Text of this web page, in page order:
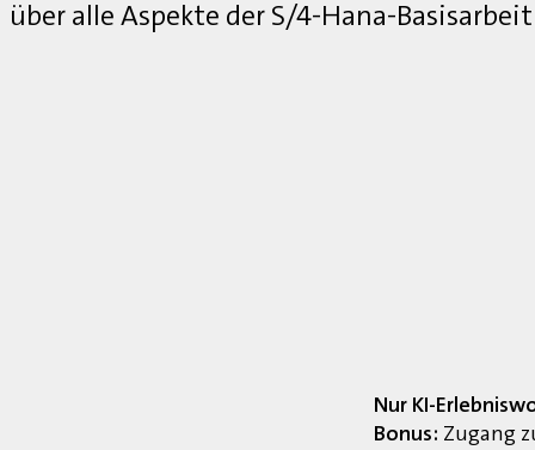
über alle Aspekte der S/4-Hana-
Nur KI-
Bonus: Zugang